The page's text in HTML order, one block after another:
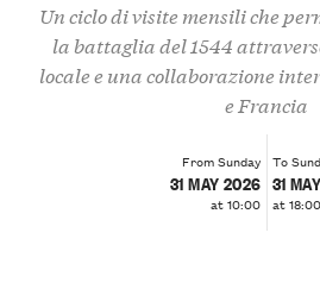
Un ciclo di visite mensili che
la battaglia del 1544
locale e una collaborazione
e Francia
From Sunday
31 MAY 2026
at 10:00
To
31
at 18:00